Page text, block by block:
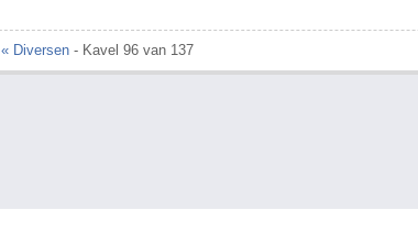
« Diversen- Kavel 96 van 137